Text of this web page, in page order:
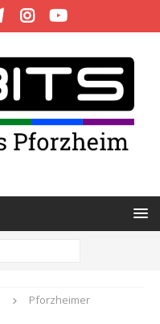
Pforzheimer